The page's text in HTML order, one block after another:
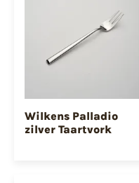
Wilkens Palladio
zilver Taartvork